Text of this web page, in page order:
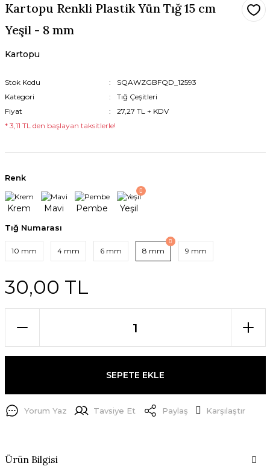
Kartopu Renkli Plastik Yün Tığ 15 cm
Yeşil - 8 mm
Kartopu
Stok Kodu
SQAWZGBFQD_12593
Kategori
Tığ Çeşitleri
Fiyat
27,27 TL + KDV
* 3,11 TL den başlayan taksitlerle!
Renk
Tığ Numarası
10 mm 4 mm 6 mm 8 mm 9 mm
30,00 TL
SEPETE EKLE
Yorum Yaz Tavsiye Et Paylaş Karşılaştır
Ürün Bilgisi